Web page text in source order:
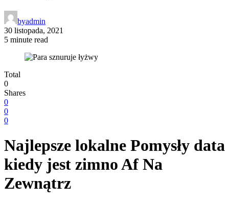
byadmin
30 listopada, 2021
5 minute read
Total
0
Shares
0
0
0
Najlepsze lokalne Pomysły data
kiedy jest zimno Af Na
Zewnątrz